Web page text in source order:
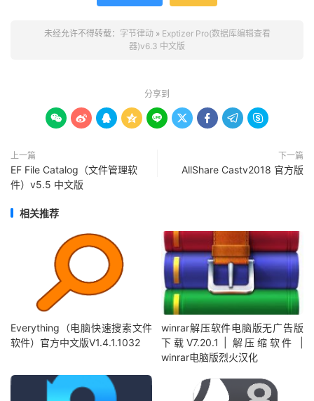
未经允许不得转载： 字节律动» Exptizer Pro(数据库编辑查看
器)v6.3 中文版
分享到
        
上一篇
EF File Catalog（文件管理软
件）v5.5 中文版
下一篇
AllShare Castv2018 官方版
相关推荐
Everything（电脑快速搜索文件
软件）官方中文版V1.4.1.1032
winrar解压软件电脑版无广告版
下载V7.20.1 | 解压缩软件 |
winrar电脑版烈火汉化